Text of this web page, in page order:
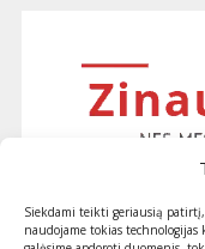
Siekdami teikti geriausią
naudojame tokias